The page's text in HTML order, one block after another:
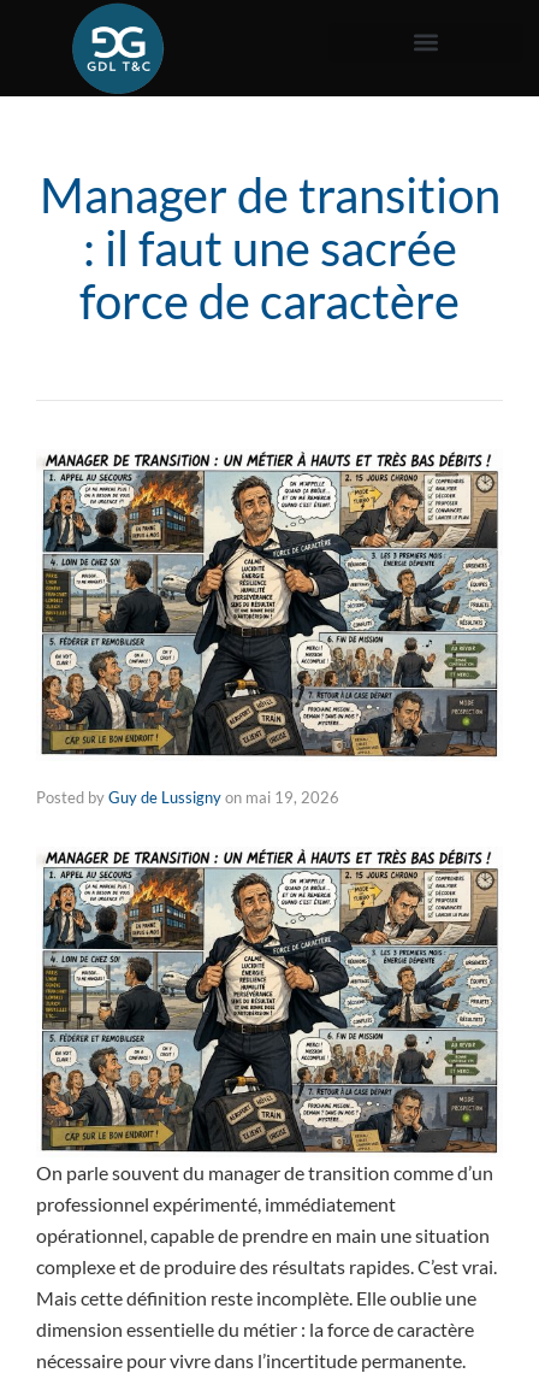
Manager de transition
: il faut une sacrée
force de caractère
Posted byGuy de Lussignyon mai 19, 2026
On parle souvent du manager de transition comme d’un
professionnel expérimenté, immédiatement
opérationnel, capable de prendre en main une situation
complexe et de produire des résultats rapides. C’est vrai.
Mais cette définition reste incomplète. Elle oublie une
dimension essentielle du métier : la force de caractère
nécessaire pour vivre dans l’incertitude permanente.